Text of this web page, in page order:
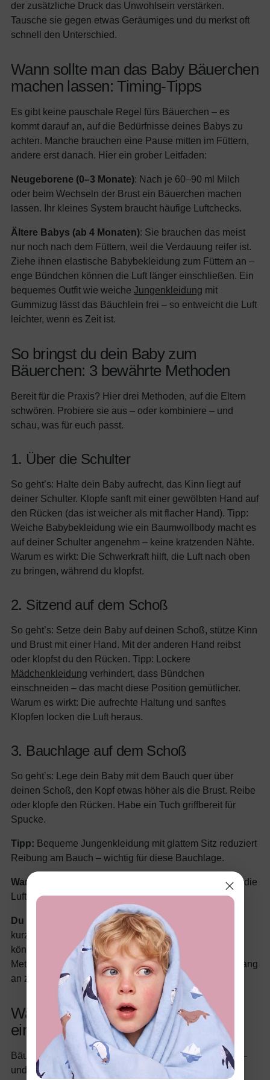
der zusätzliche Druck das Unwohlsein verstärken.
Tausche sie gegen etwas Geräumiges und du merkst oft
schnell den Unterschied.
Wann sollte man das Baby Bäuerchen
machen lassen: Timing-Tipps
Es gibt keine pauschale Regel fürs Bäuerchen – es
kommt darauf an, auf die Bedürfnisse deines Babys zu
achten. Manche brauchen eine Pause mitten im Füttern,
andere erst danach. Hier ein grober Leitfaden:
Neugeborene (0–3 Monate): Nach je 60–90 ml Milch
oder beim Wechseln der Brust ein Bäuerchen machen
lassen. Ihr kleines System braucht häufige Luftchecks.
Ältere Babys (ab 4 Monaten): Sie brauchen das meist
nur noch nach dem Füttern, weil die Verdauung reifer ist.
Ziehe ihnen elastische Babybekleidung zum Füttern an –
enge Bündchen können die Luft länger einschließen. Ein
bequemes Outfit wie weiche Jungenkleidung mit
Gummizug lässt das Bäuchlein frei – so entweicht die Luft
leichter, wenn es Zeit ist.
So bringst du dein Baby zum
Bäuerchen: 3 bewährte Methoden
Bereit für die Praxis? Hier drei Methoden, auf die Eltern
schwören. Probiere sie aus – oder kombiniere – und
schau, was für euch passt.
1. Über die Schulter
So geht’s: Halte dein Baby aufrecht, das Kinn liegt auf
deiner Schulter. Klopfe sanft mit einer gewölbten Hand auf
den Rücken (das ist weicher als mit flacher Hand). Tipp:
Weiche Babybekleidung wie ein Baumwollbody macht es
auf deiner Schulter angenehm – keine kratzenden Nähte.
Warum es wirkt: Die Schwerkraft hilft, die Luft nach oben
zu bringen, während du klopfst.
2. Sitzend auf dem Schoß
So geht’s: Setze dein Baby auf deinen Schoß, stütze Kinn
und Brust mit einer Hand. Mit der anderen Hand reibst
oder klopfst du den Rücken. Tipp: Lockere
Mädchenkleidung verhindert, dass Bündchen
einschneiden – das macht diese Position gemütlicher.
Warum es wirkt: Die aufrechte Haltung und sanftes
Klopfen locken die Luft heraus.
3. Bauchlage auf dem Schoß
So geht’s: Lege dein Baby mit dem Bauch quer über
deinen Schoß, den Kopf etwas höher als die Brust. Reibe
oder klopfe den Rücken. Habe ein Tuch griffbereit für
Spucke.
Tipp: Bequeme Jungenkleidung mit glattem Sitz reduziert
Reibung am Bauch – wichtig für diese Bauchlage.
Warum es wirkt:
Der sanfte Druck auf den Bauch hilft, die
Luft herauszudrücken.
Du willst es sehen? Stell dir vor:„Schau dir unser
kurzes Video zum Bäuerchen machen hier an!“ (Hier
könntest du später ein Video einbinden.) Wähle eine
Methode, schnapp dir bequeme Babybekleidung und fang
an zu klopfen!
Warum bequeme Babybekleidung
einen Unterschied macht
Bäuerchen fällt leichter, wenn dein Baby entspannt ist –
und das Outfit spielt dabei heimlich eine Rolle. Enge